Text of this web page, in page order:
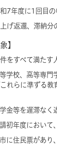
7年度に1回目
げ返還、滞納分
】
をすべて満たす
学校、高等専門
れらに準ずる教
金等を遅滞なく
初年度において
に住民票があり